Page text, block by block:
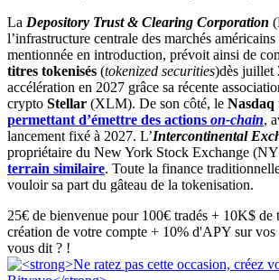
La Depository Trust & Clearing Corporation
l’infrastructure centrale des marchés
mentionnée en introduction, prévoit ainsi de
titres tokenisés (tokenized securities)dès juillet
accélération en 2027 grâce sa récente
crypto Stellar (XLM). De son côté, le Nasdaq
permettant d’émettre des actions on-chain,
lancement fixé à 2027. L’Intercontinental
propriétaire du New York Stock Exchange
terrain similaire. Toute la finance
vouloir sa part du gâteau de la tokenisation.
25€ de bienvenue pour 100€ tradés + 10K$ de
création de votre compte + 10% d'APY sur vos
vous dit ? !